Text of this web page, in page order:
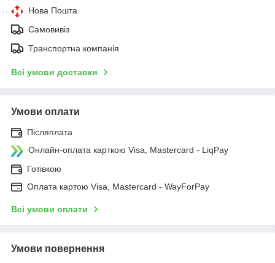
Нова Пошта
Самовивіз
Транспортна компанія
Всі умови доставки
Умови оплати
Післяплата
Онлайн-оплата карткою Visa, Mastercard - LiqPay
Готівкою
Оплата картою Visa, Mastercard - WayForPay
Всі умови оплати
Умови повернення